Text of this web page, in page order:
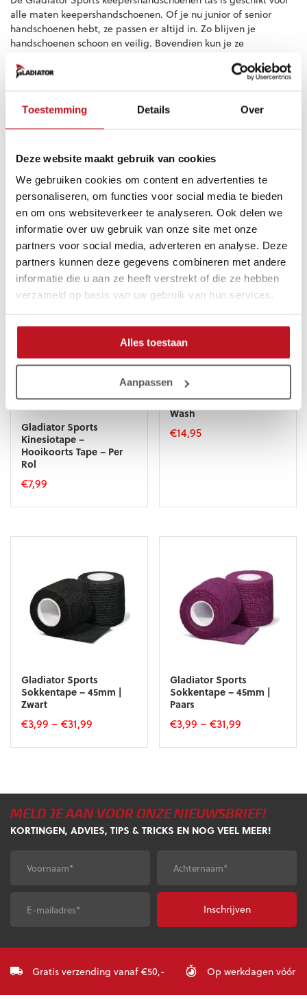
Toestemming Details Over
Deze website maakt gebruik van cookies
We gebruiken cookies om content en advertenties te
personaliseren, om functies voor social media te bieden
en om ons websiteverkeer te analyseren. Ook delen we
informatie over uw gebruik van onze site met onze
partners voor social media, adverteren en analyse. Deze
partners kunnen deze gegevens combineren met andere
informatie die u aan ze heeft verstrekt of die ze hebben
verzameld op basis van uw gebruik van hun services.
Alles toestaan
Aanpassen
alle maten keepershandschoenen. Of je nu junior of senior
handschoenen hebt, ze passen er altijd in. Zo blijven je
handschoenen schoon en veilig. Bovendien kun je ze
Gladiator Sports keepershandschoenen tas
Orange Army kopen?
Ben je op zoek naar een keepershandschoenen tas? Dan is deze
morgen thuis geleverd. Wil je meer informatie ontvangen?
Neem dan gerust contact met ons op. Wij helpen je graag
verder!
Gerelateerde producten
Gladiator Sports
Kinesiotape –
Hooikoorts Tape – Per
Rol
€7,99
optie
kan
gekozen
worden
productpagina
Gladiator Sports
Handschoenenreiniger
Wash
€14,95
Gladiator Sports
Sokkentape – 45mm |
Zwart
€3,99 – €31,99
Deze
optie
worden
productpagina
Gladiator Sports
Sokkentape – 45mm |
Paars
€3,99 –€31,99
Deze
optie
worden
productpagina
MELD JE AAN VOOR ONZE NIEUWSBRIEF!
KORTINGEN, ADVIES, TIPS & TRICKS EN NOG VEEL MEER!
Voornaam* Achternaam*
Gratis verzending vanaf €50,- Op werkdagen vóór